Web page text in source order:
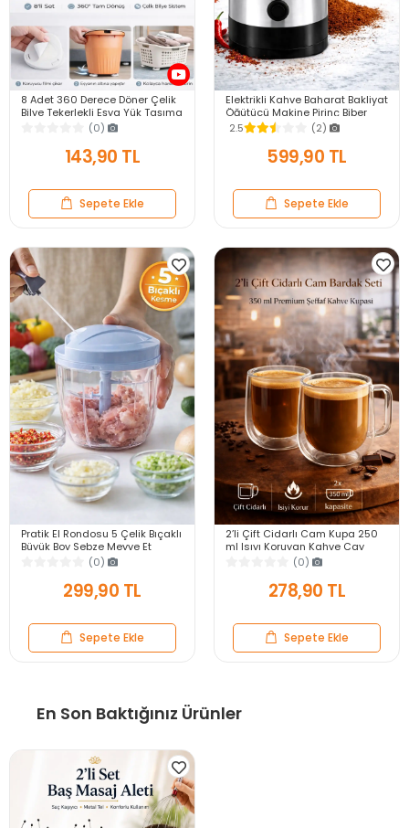
8 Adet 360 Derece Döner Çelik
Bilye Tekerlekli Eşya Yük Taşıma
Yapışkanlı Eşya Kaydırma
(0)
143,90 TL
Sepete Ekle
Elektrikli Kahve Baharat Bakliyat
Öğütücü Makine Pirinç Biber
Tahıl Öğütücü Değirmen Gıda
Öğütücü
2.5 (2)
599,90 TL
Sepete Ekle
Pratik El Rondosu 5 Çelik Bıçaklı
Büyük Boy Sebze Meyve Et
Soğan Doğrayıcı Blender Rende
(0)
299,90 TL
Sepete Ekle
2’li Çift Cidarlı Cam Kupa 250
ml Isıyı Koruyan Kahve Çay
Fincanı Kulplu Espresso Cam
(0)
278,90 TL
Sepete Ekle
En Son Baktığınız Ürünler